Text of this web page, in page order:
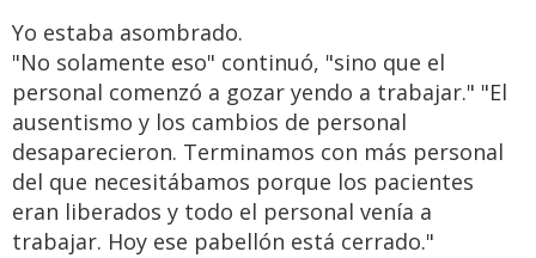
Yo estaba asombrado.
"No solamente eso" continuó, "sino que el
personal comenzó a gozar yendo a trabajar." "El
ausentismo y los cambios de personal
desaparecieron. Terminamos con más personal
del que necesitábamos porque los pacientes
eran liberados y todo el personal venía a
trabajar. Hoy ese pabellón está cerrado."